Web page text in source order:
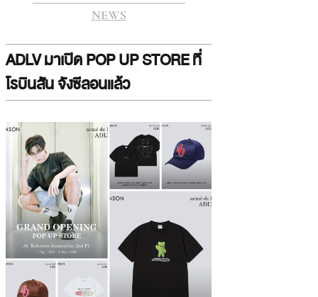
NEWS
ADLV มาเปิด POP UP STORE ที่
โรบินสัน จังซีลอนแล้ว